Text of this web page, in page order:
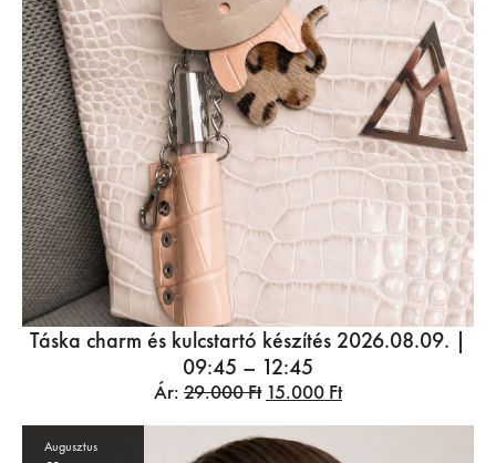
Táska charm és kulcstartó készítés 2026.08.09. |
09:45 – 12:45
Ár: 29.000Ft 15.000 Ft
Augusztus